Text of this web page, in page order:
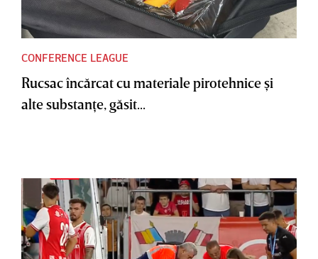
CONFERENCE LEAGUE
Rucsac încărcat cu materiale pirotehnice şi
alte substanţe, găsit...